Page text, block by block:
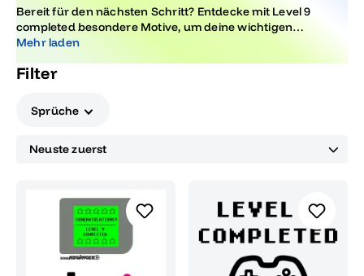
Bereit für den nächsten Schritt? Entdecke mit Level 9
completed besondere Motive, um deine wichtigen
Lebensereignisse wie Abschluss oder Abitur zu feiern.
schätzen und genießen möchten.
Mehr laden
Filter
Sprüche